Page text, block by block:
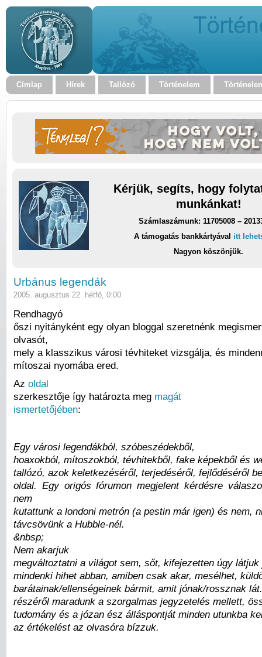
Címlap Hírek Tallózó Történelem
Kérjük, segíts, hogy
munkánkat!
Számlaszámunk: 11705008 –
A támogatás bankkártyával itt
Nagyon köszönjük.
Urbánus legendák
2005. augusztus 22. hétfő, 0:00
Rendhagyó
őszi nyitányként egy olyan bloggal szeretnénk
olvasót,
mely a klasszikus városi tévhiteket vizsgálja, és
mítoszai nyomába ered.
Az oldal
szerkesztője így határozta meg magát
ismertetőjében:
Egy városi legendákból, szóbeszédekből,
hoaxokból, mítoszokból, tévhitekből, fake képekből és
tallózó, azok keletkezéséről, terjedéséről, fejlődéséről
oldal. Egy origós fórumon megjelent kérdésre
nem
kutattunk a londoni metrón (a pestin már igen) és nem,
távcsövünk a Hubble-nél.
&nbsp;
Nem akarjuk
megváltoztatni a világot sem, sőt, kifejezetten úgy látjuk
mindenki hihet abban, amiben csak akar, mesélhet,
barátainak/ellenségeinek bármit, amit jónak/rossznak
részéről maradunk a szorgalmas jegyzetelés mellett,
tudomány és a józan ész álláspontját minden utunkba
az értékelést az olvasóra bízzuk.